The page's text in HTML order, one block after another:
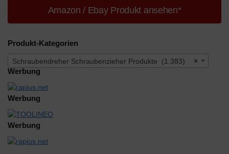
Amazon / Ebay Produkt ansehen*
Produkt-Kategorien
×
Schraubendreher Schraubenzieher Produkte (1.383)
Werbung
Werbung
Werbung